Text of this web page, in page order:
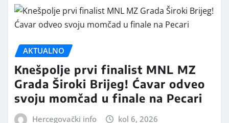
AKTUALNO
Knešpolje prvi finalist MNL MZ
Grada Široki Brijeg! Ćavar odveo
svoju momčad u finale na Pecari
Hercegovački info kol 6, 2026